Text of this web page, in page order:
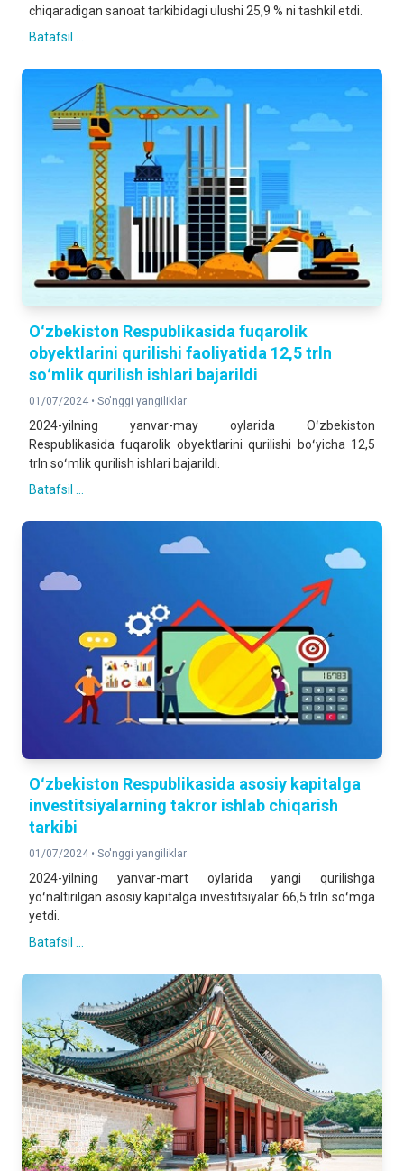
chiqaradigan sanoat tarkibidagi ulushi 25,9 % ni tashkil etdi.
Batafsil ...
Oʻzbekiston Respublikasida fuqarolik
obyektlarini qurilishi faoliyatida 12,5 trln
soʻmlik qurilish ishlari bajarildi
01/07/2024 • So'nggi yangiliklar
2024-yilning yanvar-may oylarida Oʻzbekiston
Respublikasida fuqarolik obyektlarini qurilishi boʻyicha 12,5
trln soʻmlik qurilish ishlari bajarildi.
Batafsil ...
Oʻzbekiston Respublikasida asosiy kapitalga
investitsiyalarning takror ishlab chiqarish
tarkibi
01/07/2024 • So'nggi yangiliklar
2024-yilning yanvar-mart oylarida yangi qurilishga
yoʻnaltirilgan asosiy kapitalga investitsiyalar 66,5 trln soʻmga
yetdi.
Batafsil ...